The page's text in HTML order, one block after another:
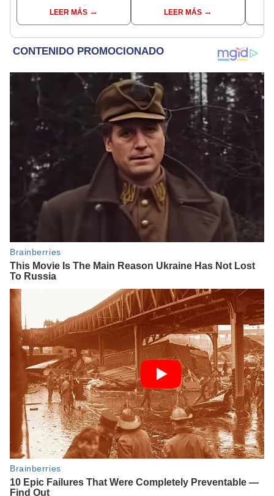
denunciarlo por
tocamientos: “Me
LEER MÁS
relación clandestina
con Naldy Saldaña:
LEER MÁS